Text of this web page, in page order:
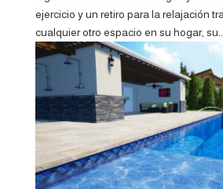
ejercicio y un retiro para la relajación
cualquier otro espacio en su hogar, su...